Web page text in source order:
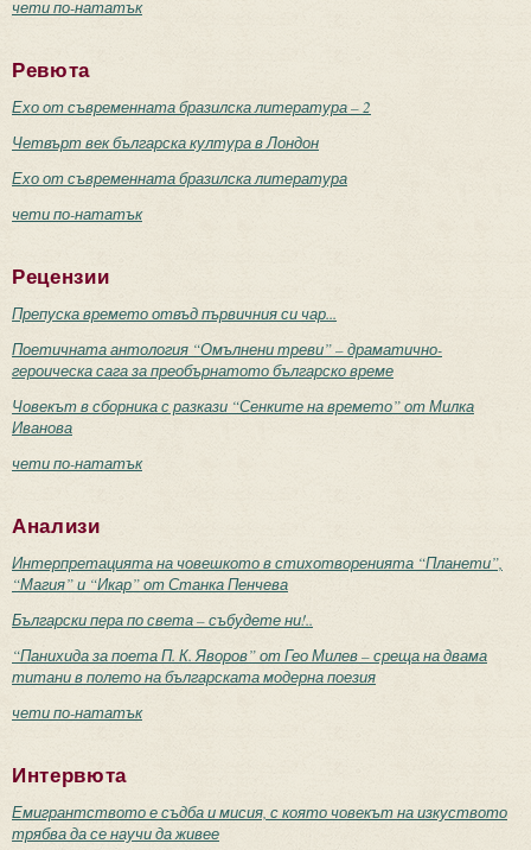
чети по-нататък
Ревюта
Ехо от съвременната бразилска литература – 2
Четвърт век българска култура в Лондон
Ехо от съвременната бразилска литература
чети по-нататък
Рецензии
Препуска времето отвъд първичния си чар...
Поетичната антология “Омълнени треви” – драматично-
героическа сага за преобърнатото българско време
Човекът в сборника с разкази “Сенките на времето” от Милка
Иванова
чети по-нататък
Анализи
Интерпретацията на човешкото в стихотворенията “Планети”,
“Магия” и “Икар” от Станка Пенчева
Български пера по света – събудете ни!..
“Панихида за поета П. К. Яворов” от Гео Милев – среща на двама
титани в полето на българската модерна поезия
чети по-нататък
Интервюта
Емигрантството е съдба и мисия, с която човекът на изкуството
трябва да се научи да живее